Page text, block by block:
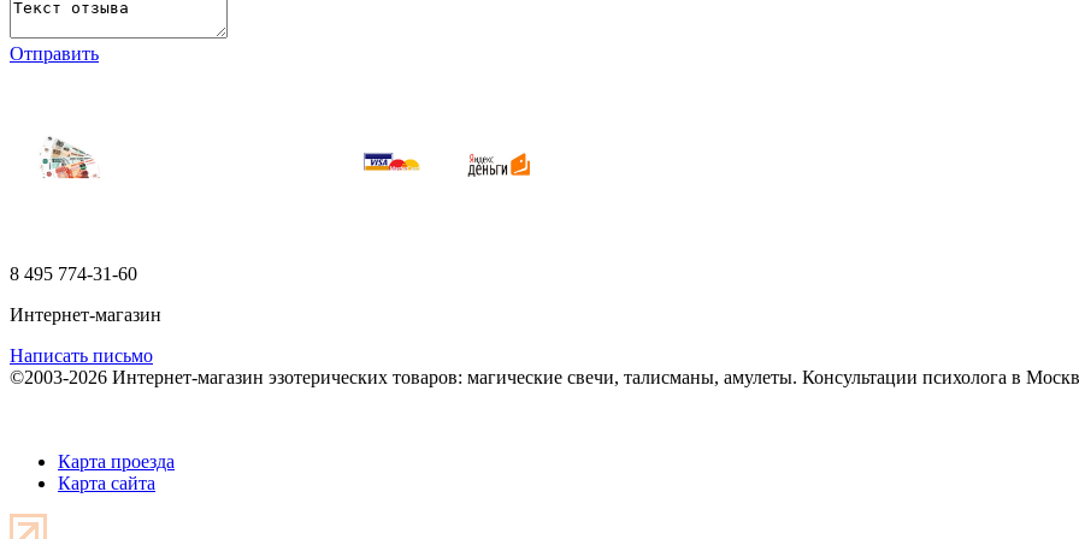
Отправить
8 495 774-31-60
Интернет-магазин
Написать письмо
©2003-2026 Интернет-магазин эзотерических товаров: магические свечи, талисманы, амулеты. Консультации психолога в
Карта проезда
Карта сайта